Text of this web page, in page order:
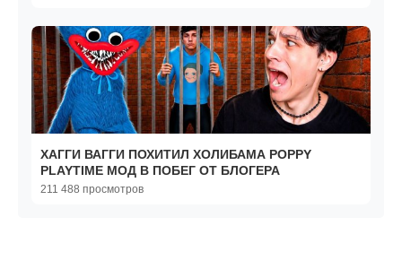
ХАГГИ ВАГГИ ПОХИТИЛ ХОЛИБАМА POPPY
PLAYTIME МОД В ПОБЕГ ОТ БЛОГЕРА
211 488 просмотров